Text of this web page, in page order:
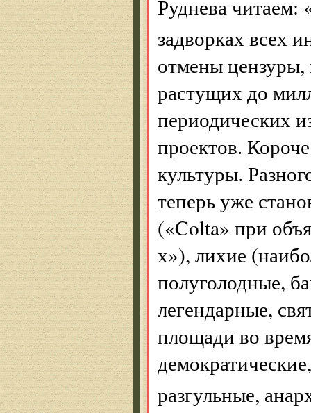
Руднева читаем:
задворках всех
отмены
растущих до
периодических
проектов.
культуры.
теперь уже
(«Colta» при
х»), лихие
полуголодные,
легендарные,
площади во
разгульные,